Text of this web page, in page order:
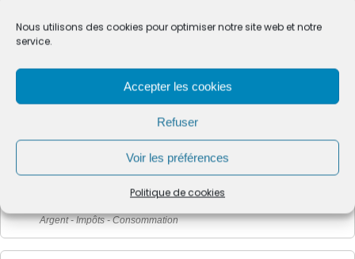
Nous utilisons des cookies pour optimiser notre site web et notre
service.
Accepter les cookies
Refuser
Voir les préférences
Politique de cookies
différences ?
fiscales ?
Impôt sur le revenu : déclaration et revenus à déclarer
Impôt sur le revenu : déductions, réductions et crédits
Argent - Impôts - Consommation